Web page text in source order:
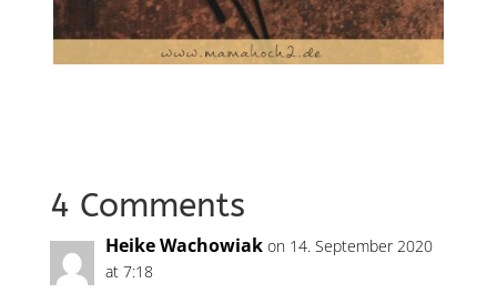
4 Comments
Heike Wachowiak on 14. September 2020
at 7:18